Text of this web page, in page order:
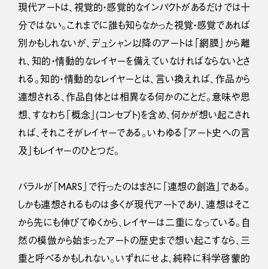
現代アートは、視覚的・感覚的なインパクトがあるだけでは十
分ではない。これまでに誰も知らなかった視覚・感覚であれば
別かもしれないが、デュシャン以降のアートは「網膜」から離
れ、知的・情動的なレイヤーを備えていなければならないとさ
れる。知的・情動的なレイヤーとは、言い換えれば、作品から
連想される、作品自体とは相異なる何かのことだ。意味や思
想、すなわち「概念」(コンセプト)を含め、何かが想い起こされ
れば、それこそがレイヤーである。いわゆる「アート史への言
及」もレイヤーのひとつだ。
バラルが『MARS』で行ったのはまさに「連想の創造」である。
しかも連想されるものは多くが現代アートであり、連想はそこ
から先にも伸びてゆくから、レイヤーは二重になっている。自
然の模倣から始まったアートの歴史まで想い起こすなら、三
重と呼べるかもしれない。いずれにせよ、純粋に科学啓蒙的